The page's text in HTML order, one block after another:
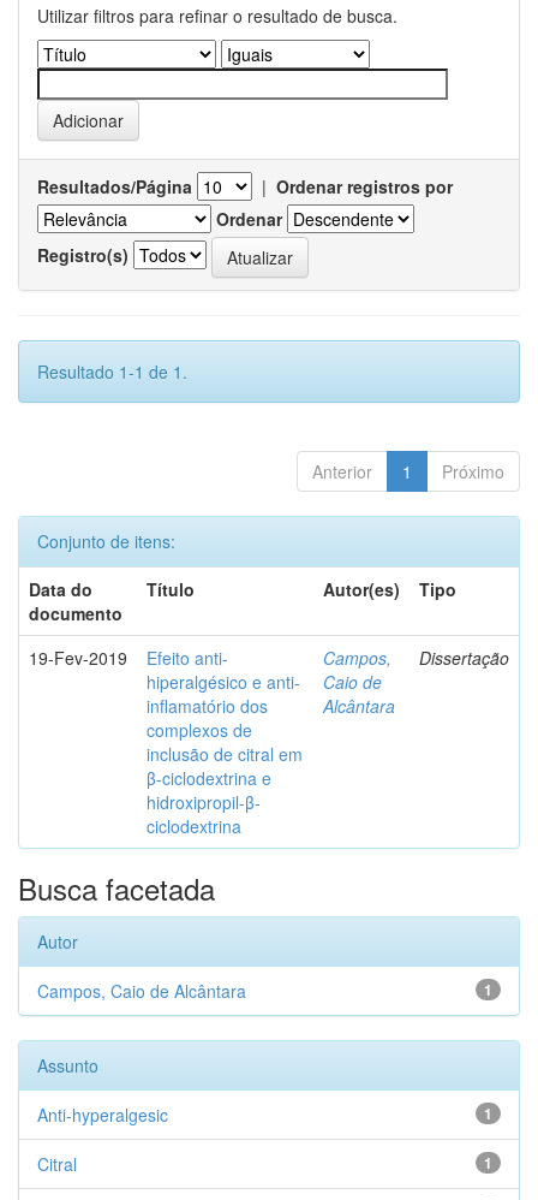
Utilizar filtros para refinar o resultado de busca.
Resultados/Página | Ordenar registros por
Ordenar
Registro(s)
Resultado 1-1 de 1.
Anterior 1 Próximo
Conjunto de itens:
Data do
documento
Título Autor(es) Tipo
19-Fev-2019
Efeito anti-
hiperalgésico e anti-
inflamatório dos
complexos de
inclusão de citral em
β-ciclodextrina e
hidroxipropil-β-
ciclodextrina
Campos,
Caio de
Alcântara
Dissertação
Busca facetada
Autor
1
Campos, Caio de Alcântara
Assunto
1
Anti-hyperalgesic
1
Citral